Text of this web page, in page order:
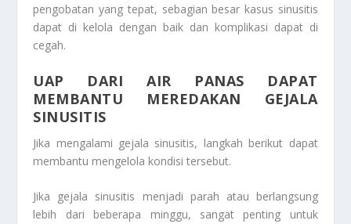
pengobatan yang tepat, sebagian besar kasus sinusitis
dapat di kelola dengan baik dan komplikasi dapat di
cegah.
UAP DARI AIR PANAS DAPAT
MEMBANTU MEREDAKAN GEJALA
SINUSITIS
Jika mengalami gejala sinusitis, langkah berikut dapat
membantu mengelola kondisi tersebut.
Jika gejala sinusitis menjadi parah atau berlangsung
lebih dari beberapa minggu, sangat penting untuk